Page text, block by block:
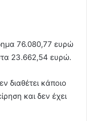
76.080,77 ευρώ
23.662,54 ευρώ.
διαθέτει κάποιο
και δεν έχει